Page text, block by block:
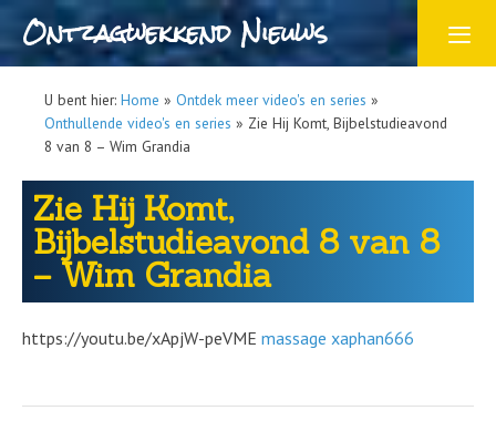
Ontzagwekkend Nieuws
U bent hier: Home » Ontdek meer video's en series »
Onthullende video's en series » Zie Hij Komt, Bijbelstudieavond
8 van 8 – Wim Grandia
Zie Hij Komt,
Bijbelstudieavond 8 van 8
– Wim Grandia
https://youtu.be/xApjW-peVME massage xaphan666